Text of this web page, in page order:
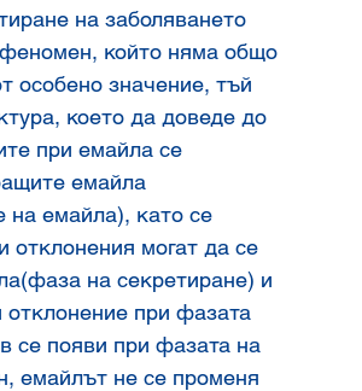
на заболяването
феномен, който няма общо
особено значение, тъй
което да доведе до
при емайла се
емайла
на емайла), като се
отклонения могат да се
на секретиране) и
при фазата
се появи при фазата на
емайлът не се променя